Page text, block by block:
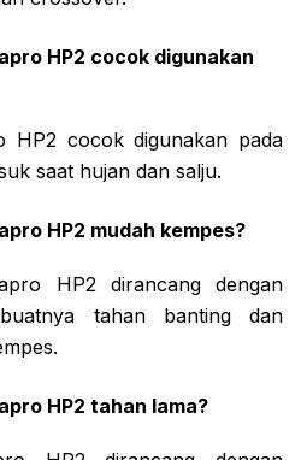
HP2 cocok digunakan
HP2 cocok digunakan pada
saat hujan dan salju.
HP2 mudah kempes?
HP2 dirancang dengan
tahan banting dan
HP2 tahan lama?